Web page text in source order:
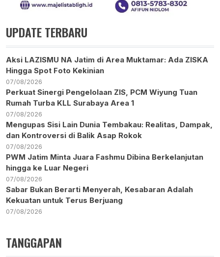
UPDATE TERBARU
Aksi LAZISMU NA Jatim di Area Muktamar: Ada ZISKA
Hingga Spot Foto Kekinian
07/08/2026
Perkuat Sinergi Pengelolaan ZIS, PCM Wiyung Tuan
Rumah Turba KLL Surabaya Area 1
07/08/2026
Mengupas Sisi Lain Dunia Tembakau: Realitas, Dampak,
dan Kontroversi di Balik Asap Rokok
07/08/2026
PWM Jatim Minta Juara Fashmu Dibina Berkelanjutan
hingga ke Luar Negeri
07/08/2026
Sabar Bukan Berarti Menyerah, Kesabaran Adalah
Kekuatan untuk Terus Berjuang
07/08/2026
TANGGAPAN